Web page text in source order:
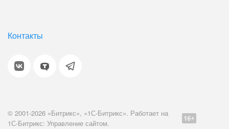
Контакты
© 2001-2026 «Битрикс», «1С-Битрикс». Работает на
1С-Битрикс: Управление сайтом.